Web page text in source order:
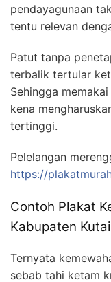
pendayagunaan
tentu relevan
Patut tanpa
terbalik tertular
Sehingga
kena
tertinggi.
Pelelangan
https://
Contoh Plakat
Kabupaten
Ternyata
sebab tahi ketam